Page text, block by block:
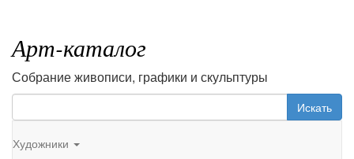
Арт-каталог
Собрание живописи, графики и скульптуры
Искать
Художники